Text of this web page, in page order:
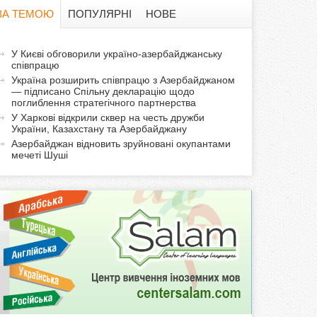
а
ф
о
р
м
а
ТЕМОЮ
т
в
ПОПУЛЯРНІ НОВЕ
У Києві обговорили україно-азербайджанську
співпрацю
Україна розширить співпрацю з Азербайджаном
— підписано Спільну декларацію щодо
поглиблення стратегічного партнерства
У Харкові відкрили сквер на честь дружби
України, Казахстану та Азербайджану
Азербайджан відновить зруйновані окупантами
мечеті Шуші